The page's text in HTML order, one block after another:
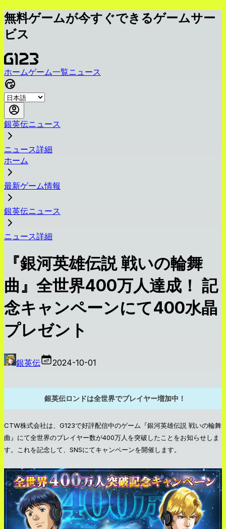
無料ゲームが今すぐできるゲームサー
ビス
ホームゲーム一覧ニュース
銀英伝ニュース
ニュース詳細
ホーム
最新ゲーム情報
銀英伝ニュース
ニュース詳細
『銀河英雄伝説 戦いの輪舞
曲』全世界400万人達成！ 記
念キャンペーンにて400水晶
プレゼント
銀英伝 2024-10-01
銀英伝ロンドは全世界でプレイヤー増加中！
CTW株式会社は、G123で好評配信中のゲーム『銀河英雄伝説 戦いの輪舞
曲』にて全世界のプレイヤー数が400万人を突破したことをお知らせしま
す。これを記念して、SNSにてキャンペーンを開催します。